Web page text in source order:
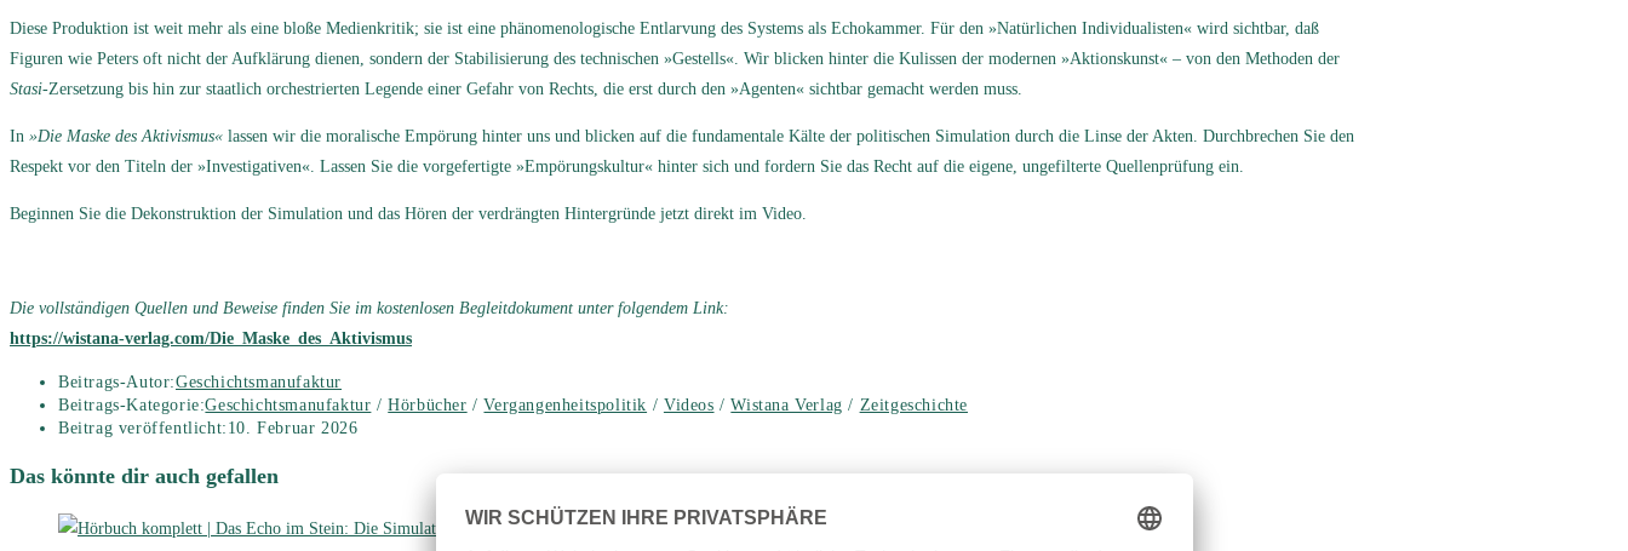
Diese Produktion ist weit mehr als eine bloße Medienkritik; sie ist eine phänomenologische Entlarvung des Systems als Echokammer. Für den »Natürlichen Individualisten« wird sichtbar, daß
Figuren wie Peters oft nicht der Aufklärung dienen, sondern der Stabilisierung des technischen »Gestells«. Wir blicken hinter die Kulissen der modernen »Aktionskunst« – von den Methoden der
Stasi-Zersetzung bis hin zur staatlich orchestrierten Legende einer Gefahr von Rechts, die erst durch den »Agenten« sichtbar gemacht werden muss.
In »Die Maske des Aktivismus« lassen wir die moralische Empörung hinter uns und blicken auf die fundamentale Kälte der politischen Simulation durch die Linse der Akten. Durchbrechen Sie den
Respekt vor den Titeln der »Investigativen«. Lassen Sie die vorgefertigte »Empörungskultur« hinter sich und fordern Sie das Recht auf die eigene, ungefilterte Quellenprüfung ein.
Beginnen Sie die Dekonstruktion der Simulation und das Hören der verdrängten Hintergründe jetzt direkt im Video.
Die vollständigen Quellen und Beweise finden Sie im kostenlosen Begleitdokument unter folgendem Link:
https://wistana-verlag.com/Die_Maske_des_Aktivismus
Beitrags-Autor:Geschichtsmanufaktur
Beitrags-Kategorie:Geschichtsmanufaktur / Hörbücher / Vergangenheitspolitik / Videos / Wistana Verlag / Zeitgeschichte
Beitrag veröffentlicht: 10. Februar 2026
Das könnte dir auch gefallen